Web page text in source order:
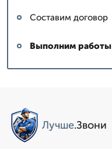
Составим договор
Выполним работы
Лучше.Звони